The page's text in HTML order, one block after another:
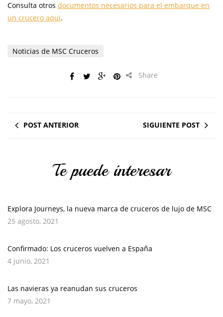
Consulta otros documentos necesarios para el embarque en
un crucero aqui.
Noticias de MSC Cruceros
Share
POST ANTERIOR SIGUIENTE POST
Te puede interesar
Explora Journeys, la nueva marca de cruceros de lujo de MSC
25 agosto, 2021
Confirmado: Los cruceros vuelven a España
4 junio, 2021
Las navieras ya reanudan sus cruceros
7 mayo, 2021